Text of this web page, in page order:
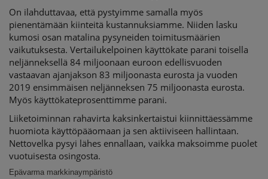
On ilahduttavaa, että pystyimme samalla myös
pienentämään kiinteitä kustannuksiamme. Niiden lasku
kumosi osan matalina pysyneiden toimitusmäärien
vaikutuksesta. Vertailukelpoinen käyttökate parani toisella
neljänneksellä 84 miljoonaan euroon edellisvuoden
vastaavan ajanjakson 83 miljoonasta eurosta ja vuoden
2019 ensimmäisen neljänneksen 75 miljoonasta eurosta.
Myös käyttökateprosenttimme parani.
Liiketoiminnan rahavirta kaksinkertaistui kiinnittäessämme
huomiota käyttöpääomaan ja sen aktiiviseen hallintaan.
Nettovelka pysyi lähes ennallaan, vaikka maksoimme puolet
vuotuisesta osingosta.
Epävarma markkinaympäristö